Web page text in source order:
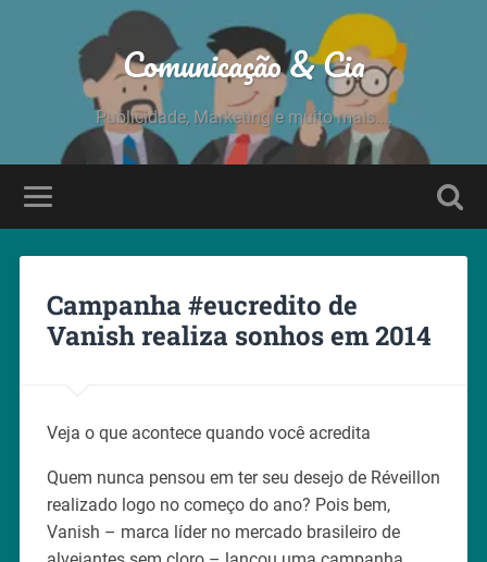
Comunicação & Cia
Publicidade, Marketing e muito mais....
Campanha #eucredito de
Vanish realiza sonhos em 2014
Veja o que acontece quando você acredita
Quem nunca pensou em ter seu desejo de Réveillon
realizado logo no começo do ano? Pois bem,
Vanish – marca líder no mercado brasileiro de